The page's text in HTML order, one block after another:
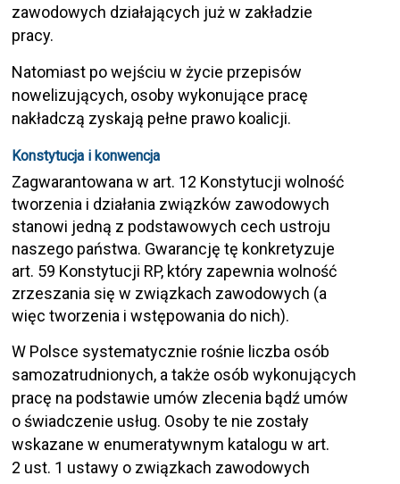
zawodowych działających już w zakładzie
pracy.
Natomiast po wejściu w życie przepisów
nowelizujących, osoby wykonujące pracę
nakładczą zyskają pełne prawo koalicji.
Konstytucja i konwencja
Zagwarantowana w art. 12 Konstytucji wolność
tworzenia i działania związków zawodowych
stanowi jedną z podstawowych cech ustroju
naszego państwa. Gwarancję tę konkretyzuje
art. 59 Konstytucji RP, który zapewnia wolność
zrzeszania się w związkach zawodowych (a
więc tworzenia i wstępowania do nich).
W Polsce systematycznie rośnie liczba osób
samozatrudnionych, a także osób wykonujących
pracę na podstawie umów zlecenia bądź umów
o świadczenie usług. Osoby te nie zostały
wskazane w enumeratywnym katalogu w art.
2 ust. 1 ustawy o związkach zawodowych